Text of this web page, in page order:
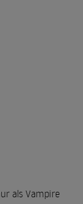
als Vampire